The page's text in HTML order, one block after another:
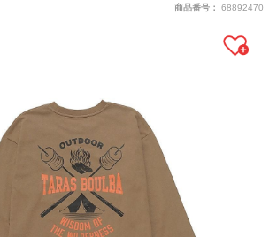
商品番号： 68892470